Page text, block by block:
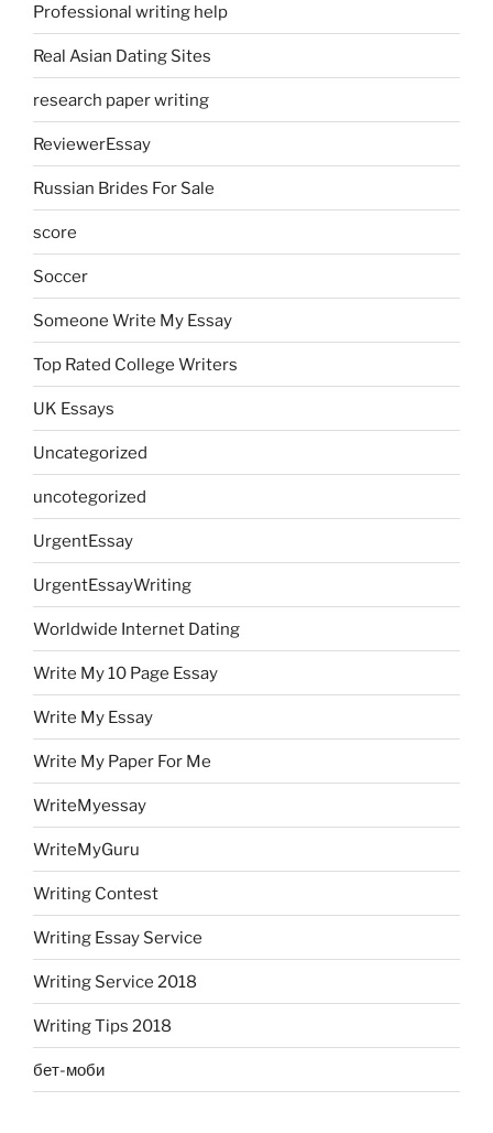
Professional writing help
Real Asian Dating Sites
research paper writing
ReviewerEssay
Russian Brides For Sale
score
Soccer
Someone Write My Essay
Top Rated College Writers
UK Essays
Uncategorized
uncotegorized
UrgentEssay
UrgentEssayWriting
Worldwide Internet Dating
Write My 10 Page Essay
Write My Essay
Write My Paper For Me
WriteMyessay
WriteMyGuru
Writing Contest
Writing Essay Service
Writing Service 2018
Writing Tips 2018
бет-моби